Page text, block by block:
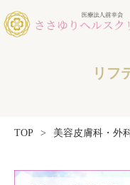
リフ
TOP > 美容皮膚科・外